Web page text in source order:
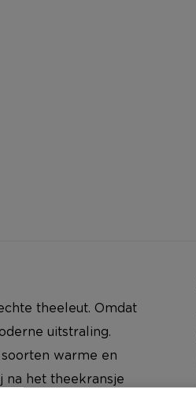
theeleut. Omdat
uitstraling.
warme en
na het theekransje